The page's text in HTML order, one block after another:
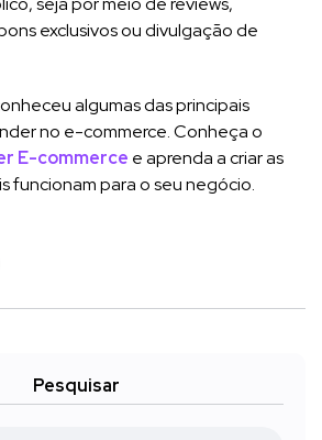
exclusivos ou divulgação de
algumas das principais
no e-commerce. Conheça o
E-commerce e aprenda a criar as
funcionam para o seu negócio.
Pesquisar